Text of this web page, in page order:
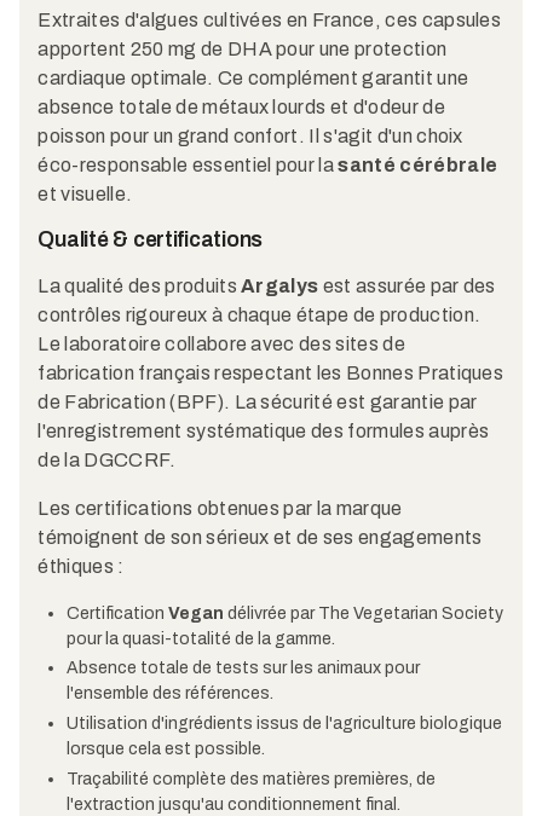
Extraites d'algues cultivées en France, ces capsules
apportent 250 mg de DHA pour une protection
cardiaque optimale. Ce complément garantit une
absence totale de métaux lourds et d'odeur de
poisson pour un grand confort. Il s'agit d'un choix
éco-responsable essentiel pour lasanté cérébrale
et visuelle.
Qualité & certifications
La qualité des produitsArgalys est assurée par des
contrôles rigoureux à chaque étape de production.
Le laboratoire collabore avec des sites de
fabrication français respectant les Bonnes Pratiques
de Fabrication (BPF). La sécurité est garantie par
l'enregistrement systématique des formules auprès
de la DGCCRF.
Les certifications obtenues par la marque
témoignent de son sérieux et de ses engagements
éthiques :
CertificationVegan délivrée par The Vegetarian Society
pour la quasi-totalité de la gamme.
Absence totale de tests sur les animaux pour
l'ensemble des références.
Utilisation d'ingrédients issus de l'agriculture biologique
lorsque cela est possible.
Traçabilité complète des matières premières, de
l'extraction jusqu'au conditionnement final.